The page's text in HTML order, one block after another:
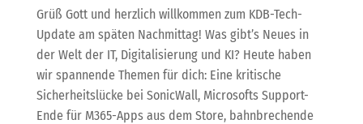
Grüß Gott und herzlich willkommen zum KDB-Tech-
Update am späten Nachmittag! Was gibt’s Neues in
der Welt der IT, Digitalisierung und KI? Heute haben
wir spannende Themen für dich: Eine kritische
Sicherheitslücke bei SonicWall, Microsofts Support-
Ende für M365-Apps aus dem Store, bahnbrechende